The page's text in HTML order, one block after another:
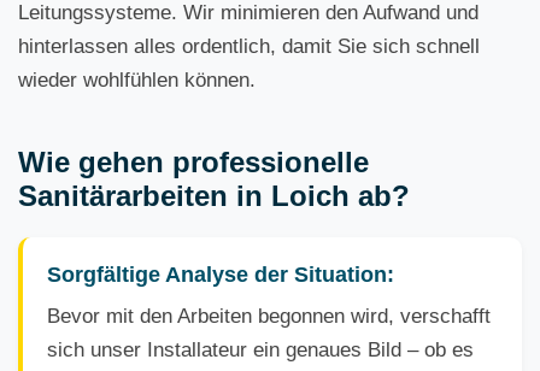
Leitungssysteme. Wir minimieren den Aufwand und
hinterlassen alles ordentlich, damit Sie sich schnell
wieder wohlfühlen können.
Wie gehen professionelle
Sanitärarbeiten in Loich ab?
Sorgfältige Analyse der Situation:
Bevor mit den Arbeiten begonnen wird, verschafft
sich unser Installateur ein genaues Bild – ob es